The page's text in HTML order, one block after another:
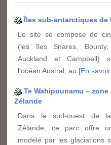
Îles sub-antarctiques de
Le site se compose de
(les îles Snares, Bounty,
Auckland et Campbell)
l'océan Austral, au [En
Te Wahipounamu –
Zélande
Dans le sud-ouest de la
Zélande, ce parc offre
modelé par les glaciations